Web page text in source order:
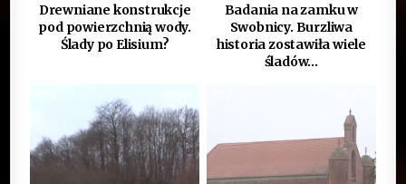
Drewniane konstrukcje
pod powierzchnią wody.
Ślady po Elisium?
Badania na zamku w
Swobnicy. Burzliwa
historia zostawiła wiele
śladów…